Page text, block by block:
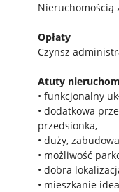
Nieruchomością
Opłaty
Czynsz
Atuty
• funkcjonalny
• dodatkowa
przedsionka,
• duży,
• możliwość
• dobra
• mieszkanie